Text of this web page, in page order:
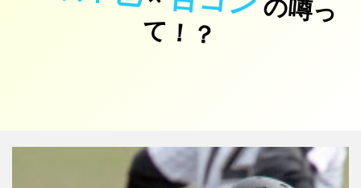
の
噂
っ
て
！
？